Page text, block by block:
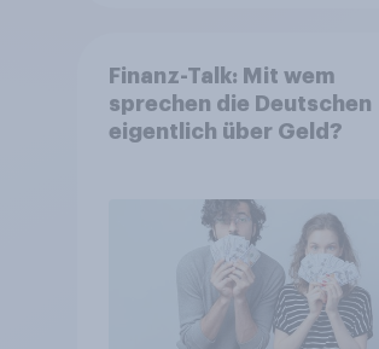
Finanz-Talk: Mit wem
sprechen die Deutschen
eigentlich über Geld?